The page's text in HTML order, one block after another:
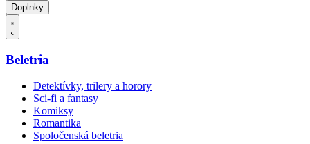
Doplnky
Beletria
Detektívky, trilery a horory
Sci-fi a fantasy
Komiksy
Romantika
Spoločenská beletria